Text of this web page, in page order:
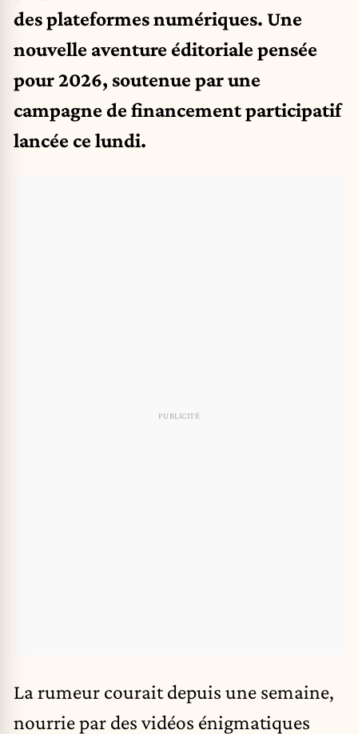
des plateformes numériques. Une
nouvelle aventure éditoriale pensée
pour 2026, soutenue par une
campagne de financement participatif
lancée ce lundi.
La rumeur courait depuis une semaine,
nourrie par des vidéos énigmatiques